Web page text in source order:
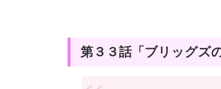
第３３話「ブリッグズ